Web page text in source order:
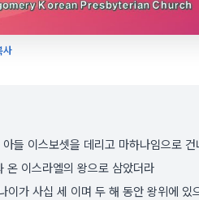
사
들 이스보셋을 데리고 마하나임으로 건
온 이스라엘의 왕으로 삼았더라
가 사십 세 이며 두 해 동안 왕위에 있